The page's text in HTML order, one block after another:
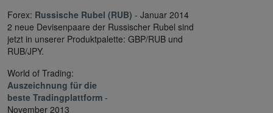
Forex: Russische Rubel (RUB) - Januar 2014
2 neue Devisenpaare der Russischer Rubel sind
jetzt in unserer Produktpalette: GBP/RUB und
RUB/JPY.
World of Trading:
Auszeichnung für die
beste Tradingplattform -
November 2013